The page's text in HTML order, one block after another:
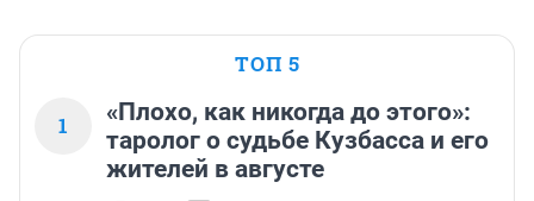
ТОП 5
1
«Плохо, как никогда до этого»:
таролог о судьбе Кузбасса и его
жителей в августе